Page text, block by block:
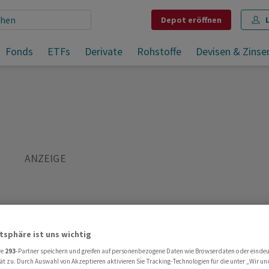
Depot eröffnen
Fonds ETFs Derivate Rohstoffe Devisen &
Baumaschinen-Hersteller Wacker Neuson ist auch für 2024 optimistisch
Teilen Merken Drucken Kommentare
ist uns wichtig
293-Partner speichern und greifen auf personenbezogene Daten wie Browserdaten oder
zu. Durch Auswahl von Akzeptieren aktivieren Sie Tracking-Technologien für die unter „Wir